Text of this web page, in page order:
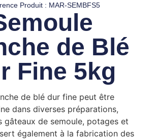
Produit : MAR-SEMBFS5
de Blé
Fine 5kg
de blé dur fine peut être
dans diverses préparations,
gâteaux de semoule, potages et
également à la fabrication des